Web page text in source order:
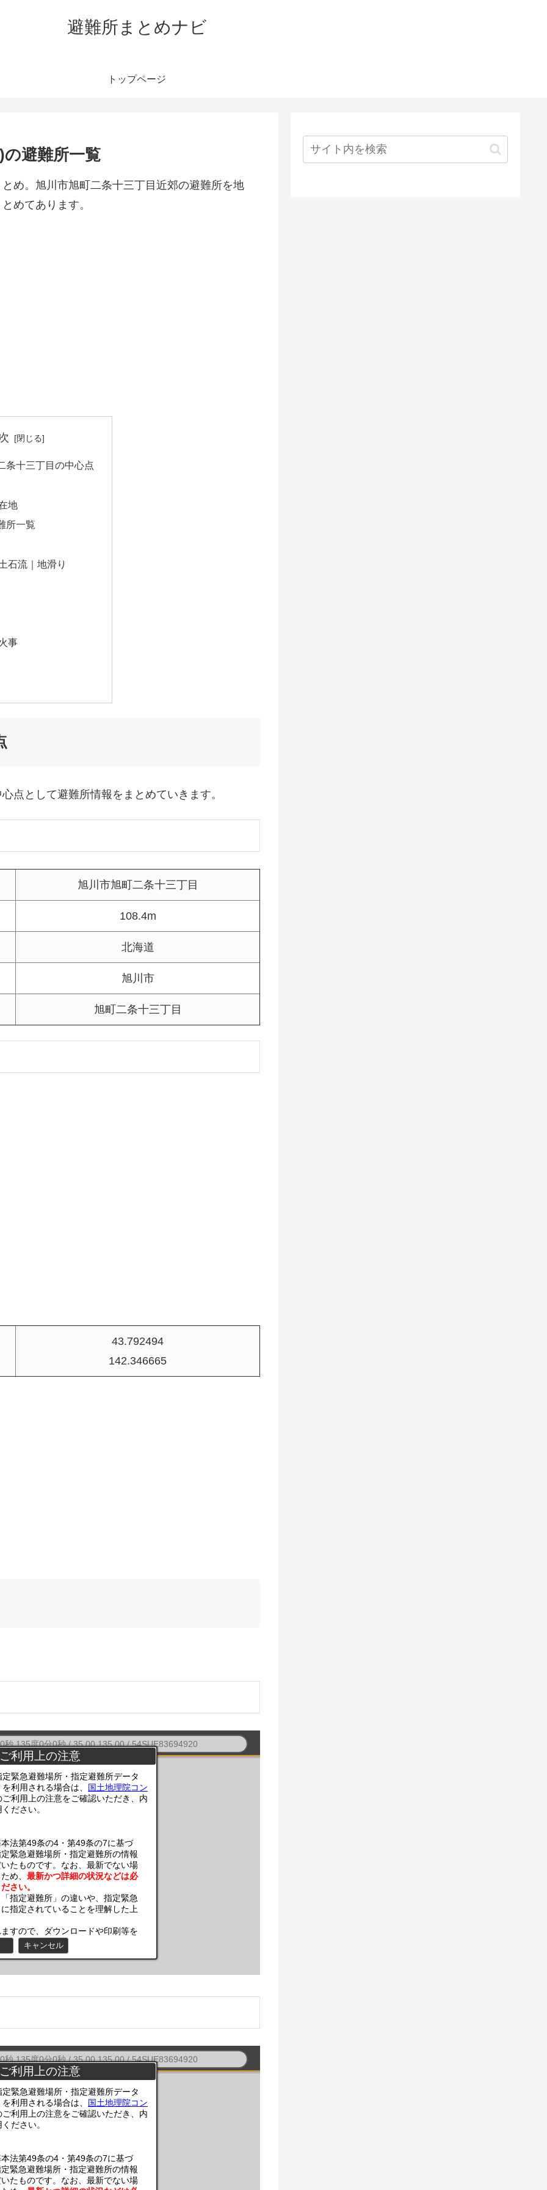
避難所まとめナビ
トップページ
避難所一覧
め。旭川市旭町二条十三丁目近郊の避難所を地
めてあります。
条十三丁目の中心点
地
所一覧
石流｜地滑り
事
点として避難所情報をまとめていきます。
旭川市旭町二条十三丁目
108.4m
北海道
旭川市
旭町二条十三丁目
43.792494
142.346665